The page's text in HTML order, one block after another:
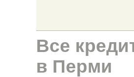
Все
в Перми